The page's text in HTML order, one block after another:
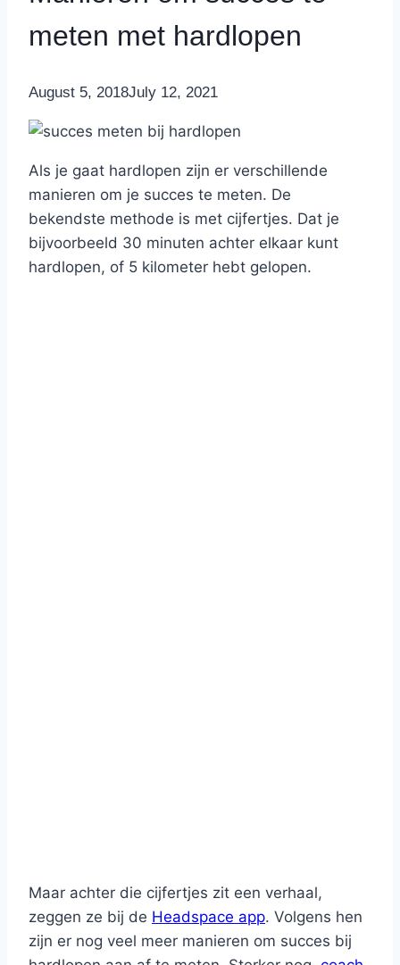
meten met hardlopen
ByNicole
August 5, 2018July 12, 2021
Als je gaat hardlopen zijn er verschillende
manieren om je succes te meten. De
bekendste methode is met cijfertjes. Dat je
bijvoorbeeld 30 minuten achter elkaar kunt
hardlopen, of 5 kilometer hebt gelopen.
Maar achter die cijfertjes zit een verhaal,
zeggen ze bij de Headspace app. Volgens hen
zijn er nog veel meer manieren om succes bij